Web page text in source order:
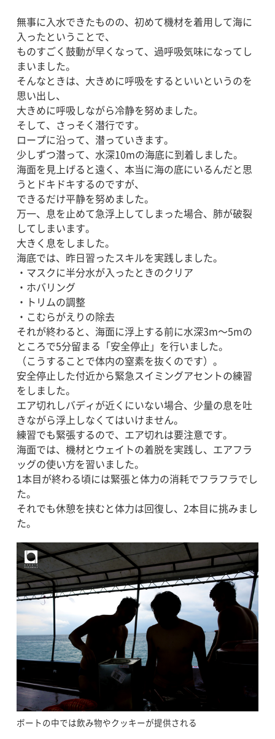
無事に入水できたものの、初めて機材を着用して海に
入ったということで、
ものすごく鼓動が早くなって、過呼吸気味になってし
まいました。
そんなときは、大きめに呼吸をするといいというのを
思い出し、
大きめに呼吸しながら冷静を努めました。
そして、さっそく潜行です。
ロープに沿って、潜っていきます。
少しずつ潜って、水深10mの海底に到着しました。
海面を見上げると遠く、本当に海の底にいるんだと思
うとドキドキするのですが、
できるだけ平静を努めました。
万一、息を止めて急浮上してしまった場合、肺が破裂
してしまいます。
大きく息をしました。
海底では、昨日習ったスキルを実践しました。
・マスクに半分水が入ったときのクリア
・ホバリング
・トリムの調整
・こむらがえりの除去
それが終わると、海面に浮上する前に水深3m〜5mの
ところで5分留まる「安全停止」を行いました。
（こうすることで体内の窒素を抜くのです）。
安全停止した付近から緊急スイミングアセントの練習
をしました。
エア切れしバディが近くにいない場合、少量の息を吐
きながら浮上しなくてはいけません。
練習でも緊張するので、エア切れは要注意です。
海面では、機材とウェイトの着脱を実践し、エアフラ
ッグの使い方を習いました。
1本目が終わる頃には緊張と体力の消耗でフラフラでし
た。
それでも休憩を挟むと体力は回復し、2本目に挑みまし
た。
ボートの中では飲み物やクッキーが提供される